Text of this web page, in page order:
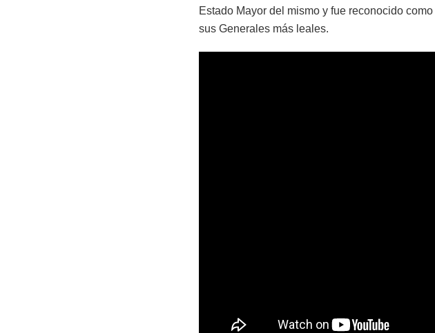
Estado Mayor del mismo y fue reconocido
sus Generales más leales.